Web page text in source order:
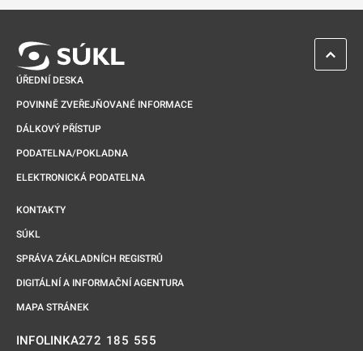
ÚŘEDNÍ DESKA
POVINNĚ ZVEŘEJŇOVANÉ INFORMACE
DÁLKOVÝ PŘÍSTUP
PODATELNA/POKLADNA
ELEKTRONICKÁ PODATELNA
KONTAKTY
SÚKL
SPRÁVA ZÁKLADNÍCH REGISTRŮ
DIGITÁLNÍ A INFORMAČNÍ AGENTURA
MAPA STRÁNEK
INFOLINKA272 185 555
ZPĚT